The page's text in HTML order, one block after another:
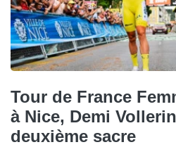
Tour de France
à Nice, Demi
deuxième sacre